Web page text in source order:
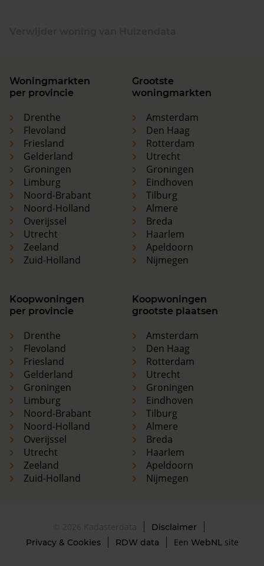
Woningmarkten
per provincie
Drenthe
Flevoland
Friesland
Gelderland
Groningen
Limburg
Noord-Brabant
Noord-Holland
Overijssel
Utrecht
Zeeland
Zuid-Holland
Grootste
woningmarkten
Amsterdam
Den Haag
Rotterdam
Utrecht
Groningen
Eindhoven
Tilburg
Almere
Breda
Haarlem
Apeldoorn
Nijmegen
Koopwoningen
per provincie
Drenthe
Flevoland
Friesland
Gelderland
Groningen
Limburg
Noord-Brabant
Noord-Holland
Overijssel
Utrecht
Zeeland
Zuid-Holland
Koopwoningen
grootste plaatsen
Amsterdam
Den Haag
Rotterdam
Utrecht
Groningen
Eindhoven
Tilburg
Almere
Breda
Haarlem
Apeldoorn
Nijmegen
Disclaimer
Privacy & Cookies
RDW data Een WebNLsite